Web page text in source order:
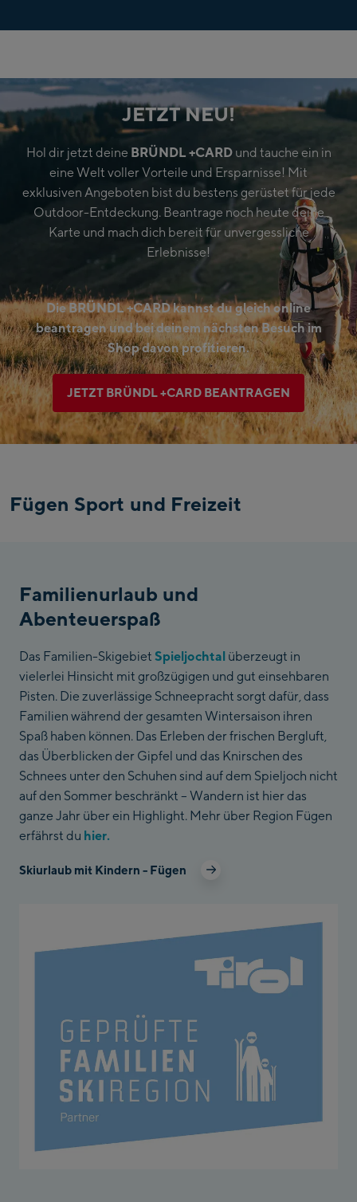
JETZT NEU!
Hol dir jetzt deine BRÜNDL +CARDund tauche ein in
eine Welt voller Vorteile und Ersparnisse! Mit
exklusiven Angeboten bist du bestens gerüstet für jede
Outdoor-Entdeckung. Beantrage noch heute deine
Karte und mach dich bereit für unvergessliche
Erlebnisse!
Die BRÜNDL +CARD kannst du gleich online
beantragen und bei deinem nächsten Besuch im
Shop davon profitieren.
JETZT BRÜNDL +CARD BEANTRAGEN
Fügen Sport und Freizeit
Familienurlaub und
Abenteuerspaß
Das Familien-Skigebiet Spieljochtal überzeugt in
vielerlei Hinsicht mit großzügigen und gut einsehbaren
Pisten. Die zuverlässige Schneepracht sorgt dafür, dass
Familien während der gesamten Wintersaison ihren
Spaß haben können. Das Erleben der frischen Bergluft,
das Überblicken der Gipfel und das Knirschen des
Schnees unter den Schuhen sind auf dem Spieljoch nicht
auf den Sommer beschränkt – Wandern ist hier das
ganze Jahr über ein Highlight. Mehr über Region Fügen
erfährst du hier.
Skiurlaub mit Kindern - Fügen